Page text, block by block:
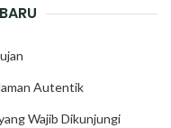
Autentik
Wajib Dikunjungi